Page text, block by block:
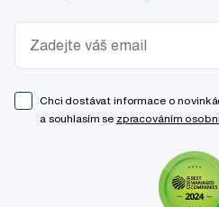
Chci dostávat informace o
a souhlasím se zpracováním